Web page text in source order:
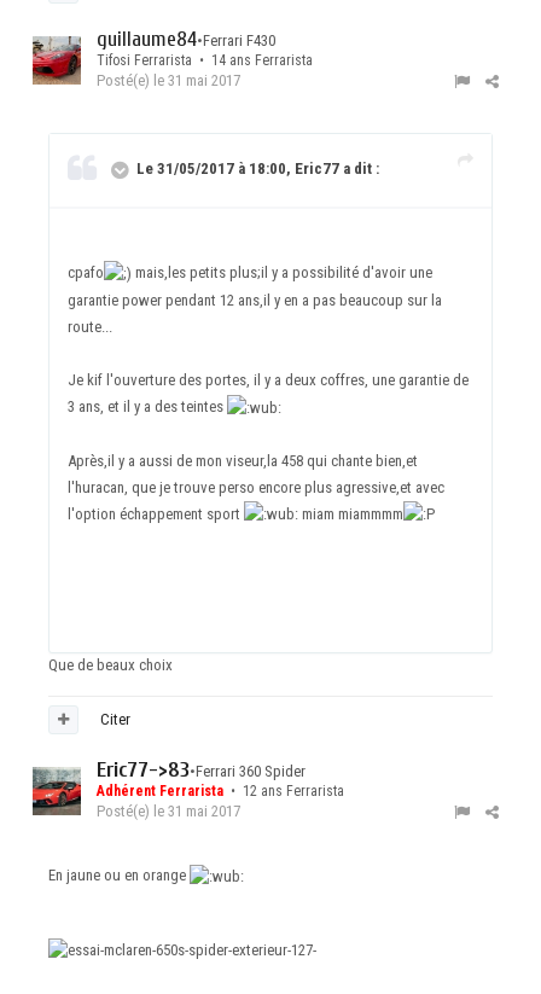
guillaume84•Ferrari F430
Tifosi Ferrarista • 14 ans Ferrarista
Posté(e) le 31 mai 2017
Le 31/05/2017 à 18:00, Eric77 a dit :
cpafo
mais,les petits plus;il y a possibilité d'avoir une
garantie power pendant 12 ans,il y en a pas beaucoup sur la
route...
Je kif l'ouverture des portes, il y a deux coffres, une garantie de
3 ans, et il y a des teintes
Après,il y a aussi de mon viseur,la 458 qui chante bien,et
l'huracan, que je trouve perso encore plus agressive,et avec
l'option échappement sport
miam miammmm
Que de beaux choix
Citer
Eric77->83•Ferrari 360 Spider
Adhérent Ferrarista • 12 ans Ferrarista
Posté(e) le 31 mai 2017
En jaune ou en orange